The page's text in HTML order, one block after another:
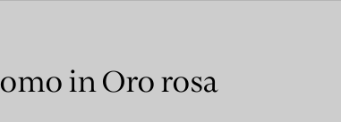
in Oro rosa